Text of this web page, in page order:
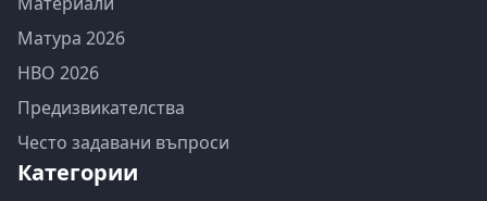
Матура 2026
НВО 2026
Предизвикателства
Често задавани въпроси
Категории